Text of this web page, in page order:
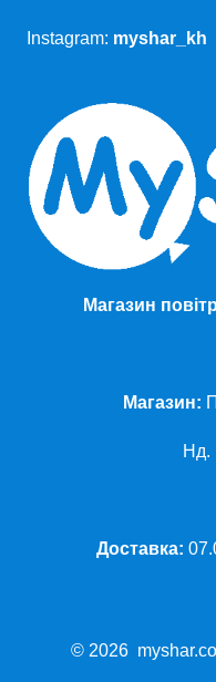
Instagram: myshar_kh
Магазин
Магазин:
Нд.
Доставка:
© 2026